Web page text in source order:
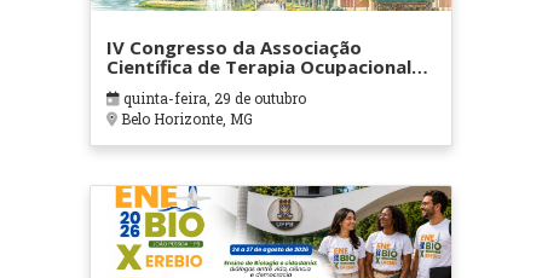
IV Congresso da Associação
Científica de Terapia Ocupacional
em Contextos Hospitalares e
Cuidados Paliativos - ATOHOSP
quinta-feira, 29 de outubro
Belo Horizonte, MG